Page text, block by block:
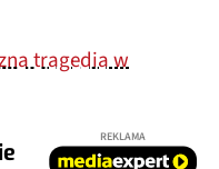
tragedia w
REKLAMA